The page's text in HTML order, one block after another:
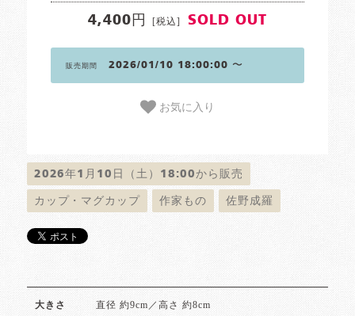
4,400円 [税込] SOLD OUT
販売期間 2026/01/10 18:00:00 〜
お気に入り
2026年1月10日（土）18:00から販売
カップ・マグカップ 作家もの 佐野成羅
大きさ 直径 約9cm／高さ 約8cm